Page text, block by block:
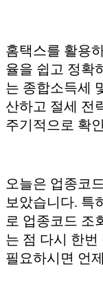
홈택스를 활용
율을 쉽고 정확
는 종합소득세
산하고 절세 전
주기적으로 확
오늘은 업종코
보았습니다. 특
로 업종코드 조
는 점 다시 한번
필요하시면 언